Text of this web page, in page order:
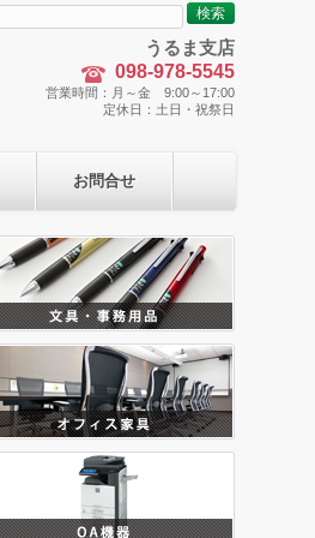
うるま支店
098-978-5545
営業時間：月～金 9:00～17:00
定休日：土日・祝祭日
お問合せ